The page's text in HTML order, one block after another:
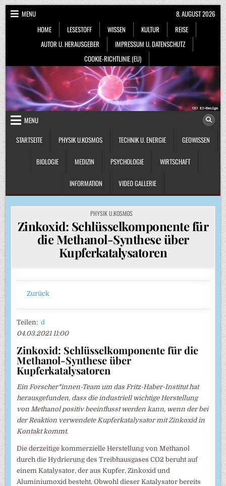
Skip
to
content
MENU
HOME
LESESTOFF WISSEN KULTUR
REISE
AUTOR U. HERAUSGEBER
IMPRESSUM U. DATENSCHUTZ
COOKIE-RICHTLINIE (EU)
8. AUGUST 2026
MENU
STARTSEITE
PHYSIK U.KOSMOS TECHNIK U. ENERGIE GEOWISSEN
BIOLOGIE MEDIZIN PSYCHOLOGIE WIRTSCHAFT
INFORMATION VIDEO GALLERIE
POSTED
IN
PHYSIK U.KOSMOS
Zinkoxid: Schlüsselkomponente für
die Methanol-Synthese über
Kupferkatalysatoren
Zurück
Teilen:d
04.03.2021 11:00
Zinkoxid: Schlüsselkomponente für die
Methanol-Synthese über
Kupferkatalysatoren
Ein Forscher*innen-Team um das Fritz-Haber-Institut hat
herausgefunden, dass die industriell wichtige Herstellung
von Methanol positiv beeinflusst werden kann, wenn der bei
der Reaktion verwendete Kupferkatalysator mit Zinkoxid in
Kontakt kommt.
Die derzeitige kommerzielle Herstellung von Methanol
durch die Hydrierung des Treibhausgases CO2 beruht auf
einem Katalysator, der aus Kupfer, Zinkoxid und
Aluminiumoxid besteht. Obwohl dieser Katalysator bereits